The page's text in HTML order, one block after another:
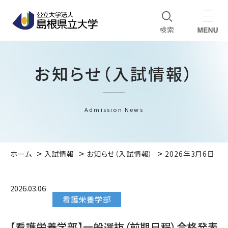
お知らせ（入試情報）
Admission News
ホーム 入試情報 お知らせ（入試情報） 2026年3月6日
2026.03.06
看護栄養学部